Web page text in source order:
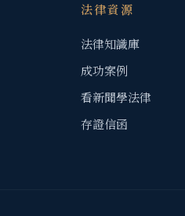
法律資源
法律知識庫
成功案例
看新聞學法律
存證信函